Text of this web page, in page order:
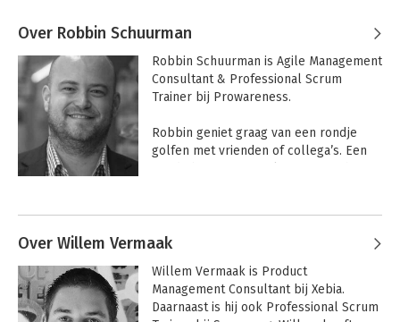
Over Robbin Schuurman
Robbin Schuurman is Agile Management
Consultant & Professional Scrum
Trainer bij Prowareness.
Robbin geniet graag van een rondje
golfen met vrienden of collega’s. Een
geïnspireerd door 'The Profit' op RTL-Z.
leven laat inblazen door vrij
eenvoudige organisatie-aanpassingen.
Over Willem Vermaak
Willem Vermaak is Product
Management Consultant bij Xebia.
Daarnaast is hij ook Professional Scrum